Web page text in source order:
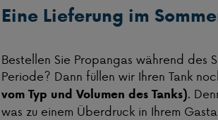
Eine Lieferung im
Bestellen Sie Propangas während des
Periode? Dann füllen wir Ihren Tank
vom Typ und Volumen des Tanks).
was zu einem Überdruck in Ihrem